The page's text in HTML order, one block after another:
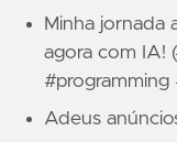
Minha jornada
agora com IA!
#programming
Adeus